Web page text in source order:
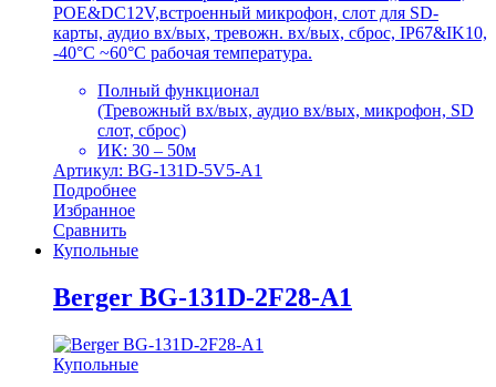
POE&DC12V,встроенный микрофон, слот для SD-
карты, аудио вх/вых, тревожн. вх/вых, сброс, IP67&IK10,
-40°C ~60°C рабочая температура.
Полный функционал
(Тревожный вх/вых, аудио вх/вых, микрофон, SD
слот, сброс)
ИК: 30 – 50м
Артикул: BG-131D-5V5-A1
Подробнее
Избранное
Сравнить
Купольные
Berger BG-131D-2F28-A1
Купольные